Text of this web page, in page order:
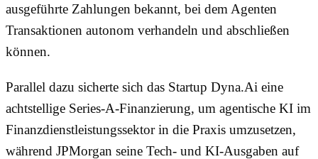
ausgeführte Zahlungen bekannt, bei dem Agenten
Transaktionen autonom verhandeln und abschließen
können.
Parallel dazu sicherte sich das Startup Dyna.Ai eine
achtstellige Series-A-Finanzierung, um agentische KI im
Finanzdienstleistungssektor in die Praxis umzusetzen,
während JPMorgan seine Tech- und KI-Ausgaben auf